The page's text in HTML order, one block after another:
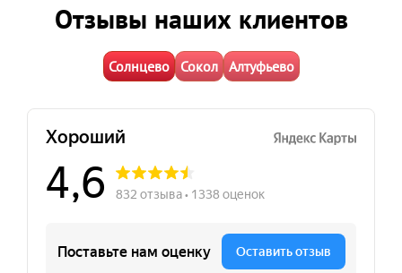
Отзывы наших клиентов
Солнцево Сокол Алтуфьево